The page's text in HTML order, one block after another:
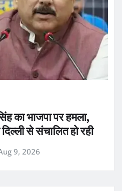
का भाजपा पर हमला,
से संचालित हो रही
9, 2026